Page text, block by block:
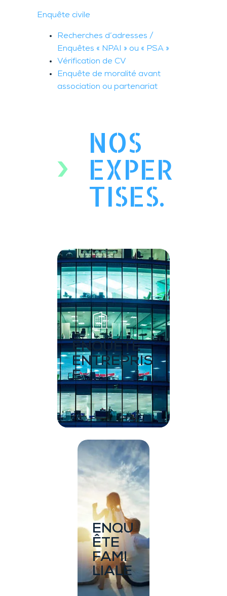
Enquête civile
Recherches d’adresses /
Enquêtes « NPAI » ou « PSA »
Vérification de CV
Enquête de moralité avant
association ou partenariat
NOS
EXPER
TISES.
ENQUÊTE
ENTREPRIS
E
ENQU
ÊTE
FAMI
LIALE